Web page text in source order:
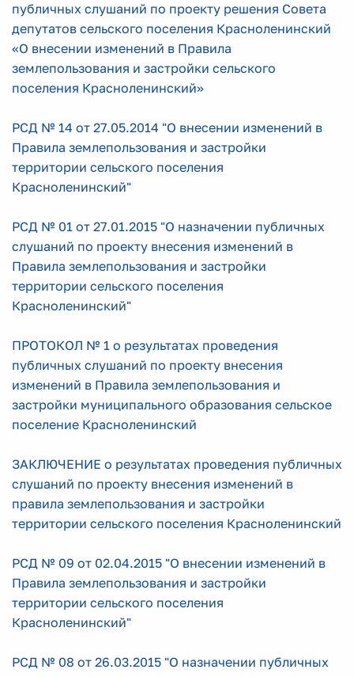
публичных слушаний по проекту решения Совета
депутатов сельского поселения Красноленинский
«О внесении изменений в Правила
землепользования и застройки сельского
поселения Красноленинский»
РСД № 14 от 27.05.2014 "О внесении изменений в
Правила землепользования и застройки
территории сельского поселения
Красноленинский"
РСД № 01 от 27.01.2015 "О назначении публичных
слушаний по проекту внесения изменений в
Правила землепользования и застройки
территории сельского поселения
Красноленинский"
ПРОТОКОЛ № 1 о результатах проведения
публичных слушаний по проекту внесения
изменений в Правила землепользования и
застройки муниципального образования сельское
поселение Красноленинский
ЗАКЛЮЧЕНИЕ о результатах проведения публичных
слушаний по проекту внесения изменений в
правила землепользования и застройки
территории сельского поселения Красноленинский
РСД № 09 от 02.04.2015 "О внесении изменений в
Правила землепользования и застройки
территории сельского поселения
Красноленинский"
РСД № 08 от 26.03.2015 "О назначении публичных